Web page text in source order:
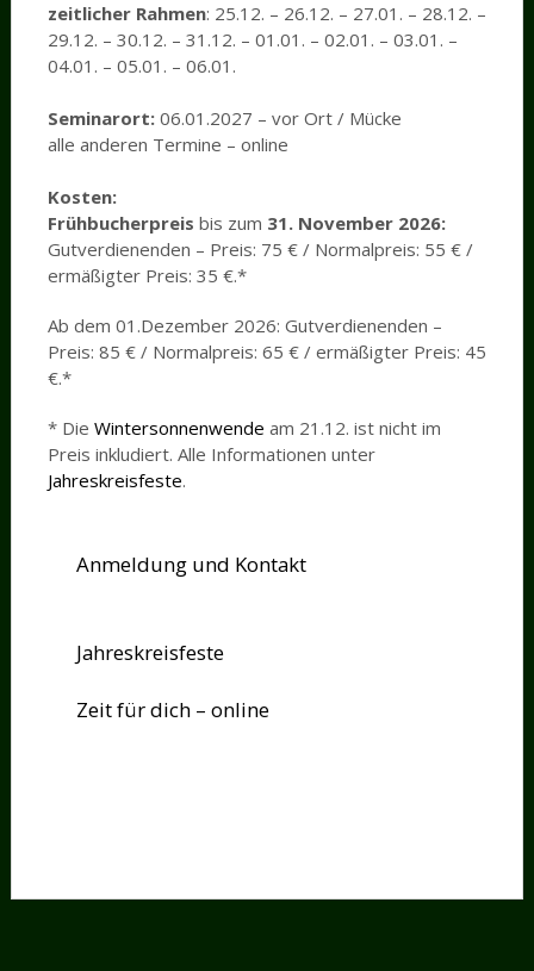
zeitlicher Rahmen: 25.12. – 26.12. – 27.01. – 28.12. –
29.12. – 30.12. – 31.12. – 01.01. – 02.01. – 03.01. –
04.01. – 05.01. – 06.01.
Seminarort: 06.01.2027 – vor Ort / Mücke
alle anderen Termine – online
Kosten:
Frühbucherpreis bis zum 31. November 2026:
Gutverdienenden – Preis: 75 € / Normalpreis: 55 € /
ermäßigter Preis: 35 €.*
Ab dem 01.Dezember 2026: Gutverdienenden –
Preis: 85 € / Normalpreis: 65 € / ermäßigter Preis: 45
€.*
* Die Wintersonnenwende am 21.12. ist nicht im
Preis inkludiert. Alle Informationen unter
Jahreskreisfeste.
Anmeldung und Kontakt
Jahreskreisfeste
Zeit für dich – online